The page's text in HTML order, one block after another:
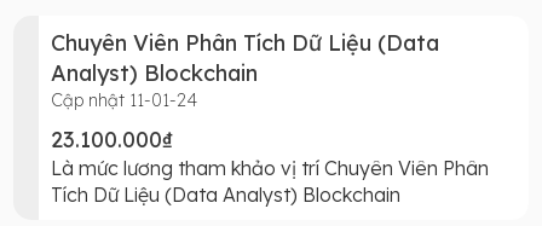
Chuyên Viên Phân Tích Dữ Liệu (Data
Analyst) Blockchain
Cập nhật 11-01-24
23.100.000₫
Là mức lương tham khảo vị trí Chuyên Viên Phân
Tích Dữ Liệu (Data Analyst) Blockchain